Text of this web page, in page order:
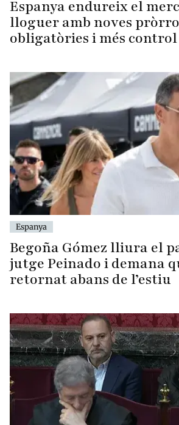
Espanya endureix el
lloguer amb noves
obligatòries i més control
Espanya
Begoña Gómez lliura el
jutge Peinado i demana
retornat abans de l’estiu